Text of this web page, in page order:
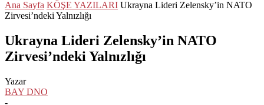
Ana Sayfa KÖŞE YAZILARI Ukrayna Lideri Zelensky’in NATO
Zirvesi’ndeki Yalnızlığı
Ukrayna Lideri Zelensky’in NATO
Zirvesi’ndeki Yalnızlığı
Yazar
BAY DNO
-